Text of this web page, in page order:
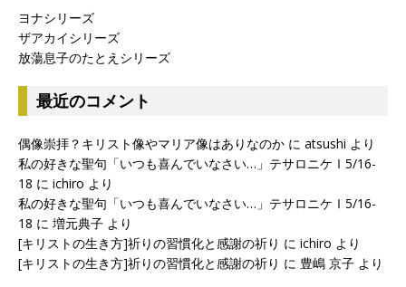
ヨナシリーズ
ザアカイシリーズ
放蕩息子のたとえシリーズ
最近のコメント
偶像崇拝？キリスト像やマリア像はありなのか に atsushi より
私の好きな聖句「いつも喜んでいなさい…」テサロニケⅠ5/16-
18 に ichiro より
私の好きな聖句「いつも喜んでいなさい…」テサロニケⅠ5/16-
18 に 増元典子 より
[キリストの生き方]祈りの習慣化と感謝の祈り に ichiro より
[キリストの生き方]祈りの習慣化と感謝の祈り に 豊嶋 京子 より